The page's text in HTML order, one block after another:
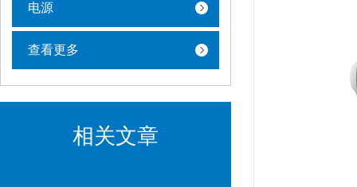
电源
查看更多
相关文章